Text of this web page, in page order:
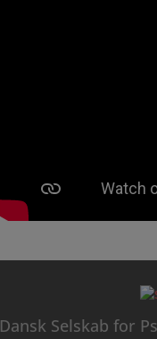
Dansk Selskab for